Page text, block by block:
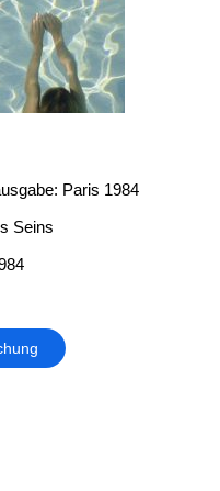
Paris 1984
Seins